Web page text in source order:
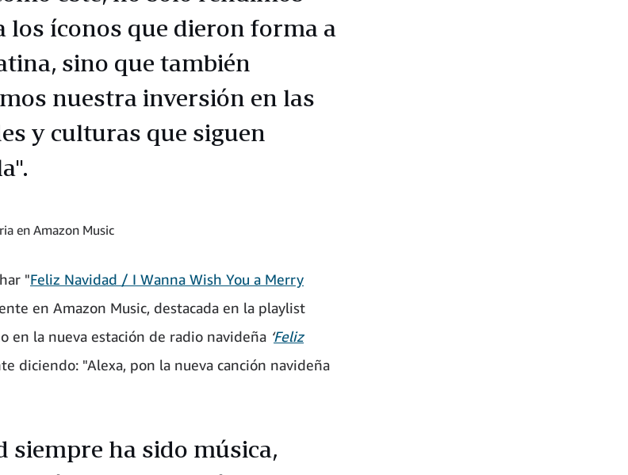
los íconos que dieron forma a
sino que también
nuestra inversión en las
y culturas que siguen
en Amazon Music
"Feliz Navidad / I Wanna Wish You a Merry
en Amazon Music, destacada en la playlist
en la nueva estación de radio navideña ‘Feliz
diciendo: "Alexa, pon la nueva canción navideña
siempre ha sido música,